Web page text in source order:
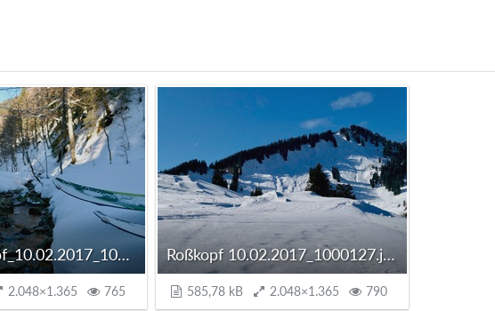
Klaus_Roßkopf_10.02.2017_1000126.jpg
2.048×1.365 765
Roßkopf 10.02.2017_1000127.jpg
585,78 kB 2.048×1.365 790